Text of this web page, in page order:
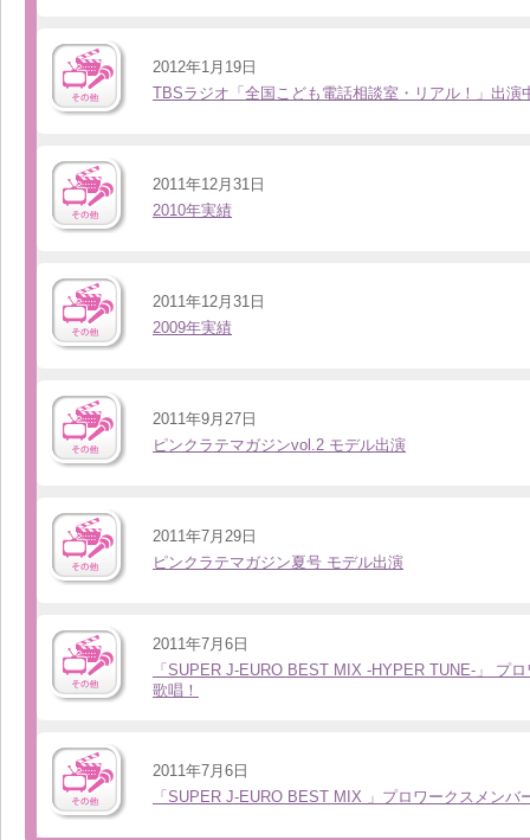
2012年1月19日
TBSラジオ「全国こども電話相談室・リアル！」出演
2011年12月31日
2010年実績
2011年12月31日
2009年実績
2011年9月27日
ピンクラテマガジンvol.2 モデル出演
2011年7月29日
ピンクラテマガジン夏号 モデル出演
2011年7月6日
「SUPER J-EURO BEST MIX -HYPER TUNE-」 プ
歌唱！
2011年7月6日
「SUPER J-EURO BEST MIX 」プロワークスメンバ